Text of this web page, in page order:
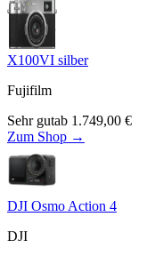
X100VI silber
Fujifilm
Sehr gutab 1.749,00 €
Zum Shop →
DJI Osmo Action 4
DJI